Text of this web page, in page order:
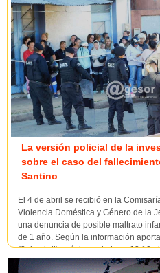
La versión policial de la
sobre el caso del
Santino
El 4 de abril se recibió en la
Violencia Doméstica y Género de la
una denuncia de posible maltrato
de 1 año. Según la información
(3 de abril), próximo a la hora 13:10